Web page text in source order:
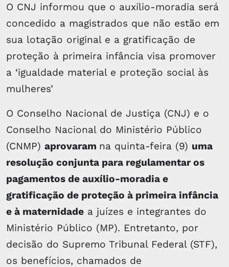
O CNJ informou que o auxílio-moradia será
concedido a magistrados que não estão em
sua lotação original e a gratificação de
proteção à primeira infância visa promover
a ‘igualdade material e proteção social às
mulheres’
O Conselho Nacional de Justiça (CNJ) e o
Conselho Nacional do Ministério Público
(CNMP) aprovaram na quinta-feira (9) uma
resolução conjunta para regulamentar os
pagamentos de auxílio-moradia e
gratificação de proteção à primeira infância
e à maternidade a juízes e integrantes do
Ministério Público (MP). Entretanto, por
decisão do Supremo Tribunal Federal (STF),
os benefícios, chamados de